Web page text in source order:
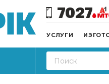
7027
УСЛУГИ